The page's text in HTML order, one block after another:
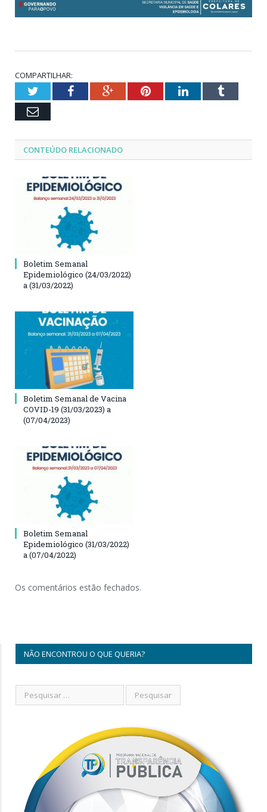
COMPARTILHAR:
TwitterFacebookGoogle+PinterestLinkedInTumblr
Email
CONTEÚDO RELACIONADO
Boletim Semanal
Epidemiológico (24/03/2022)
a (31/03/2022)
Boletim Semanal de Vacina
COVID-19 (31/03/2023) a
(07/04/2023)
Boletim Semanal
Epidemiológico (31/03/2022)
a (07/04/2022)
Os comentários estão fechados.
NÃO ENCONTROU O QUE QUERIA?